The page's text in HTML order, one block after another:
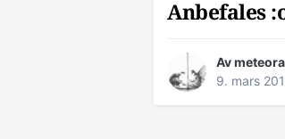
Anbefales
Av meteora
9. mars